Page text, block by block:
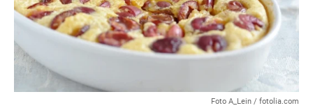
Foto A_Lein / fotolia.com